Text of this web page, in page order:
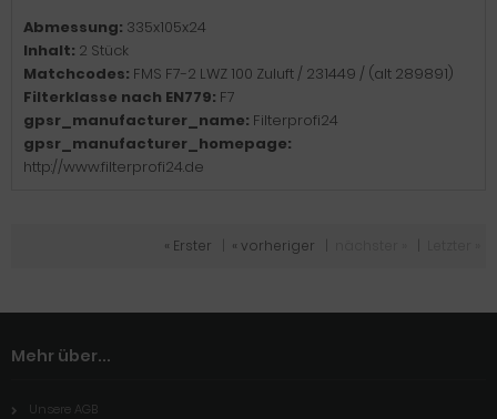
Abmessung: 335x105x24
Inhalt: 2 Stück
Matchcodes: FMS F7-2 LWZ 100 Zuluft / 231449 / (alt 289891)
Filterklasse nach EN779: F7
gpsr_manufacturer_name: Filterprofi24
gpsr_manufacturer_homepage:
http://www.filterprofi24.de
« Erster « vorheriger
Mehr über...
Unsere AGB